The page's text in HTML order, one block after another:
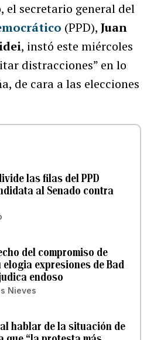
el secretario general del
(PPD), Juan
, instó este miércoles
distracciones” en lo
de cara a las elecciones
las filas del PPD
al Senado contra
del compromiso de
elogia expresiones de Bad
endoso
Nieves
hablar de la situación de